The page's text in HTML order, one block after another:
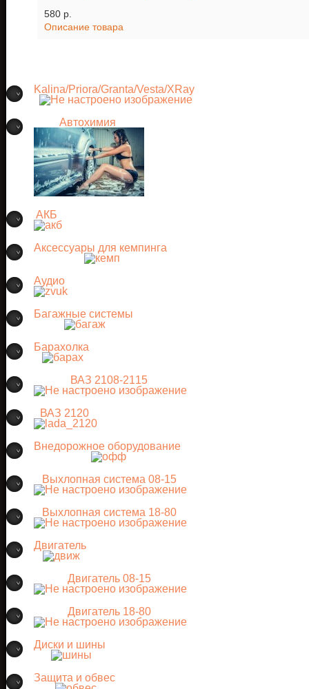
580 p.
Описание товара
Kalina/Priora/Granta/Vesta/XRay
Автохимия
АКБ
Аксессуары для кемпинга
Аудио
Багажные системы
Барахолка
ВАЗ 2108-2115
ВАЗ 2120
Внедорожное оборудование
Выхлопная система 08-15
Выхлопная система 18-80
Двигатель
Двигатель 08-15
Двигатель 18-80
Диски и шины
Защита и обвес